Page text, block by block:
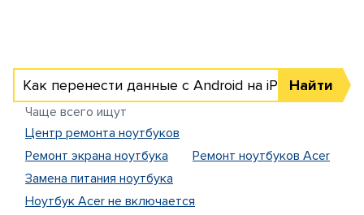
Как перенести данные с Android на iPhone
Чаще всего ищут
Найти
Центр ремонта ноутбуков
Ремонт экрана ноутбука
Ремонт ноутбуков Аcer
Замена питания ноутбука
Ноутбук Acer не включается